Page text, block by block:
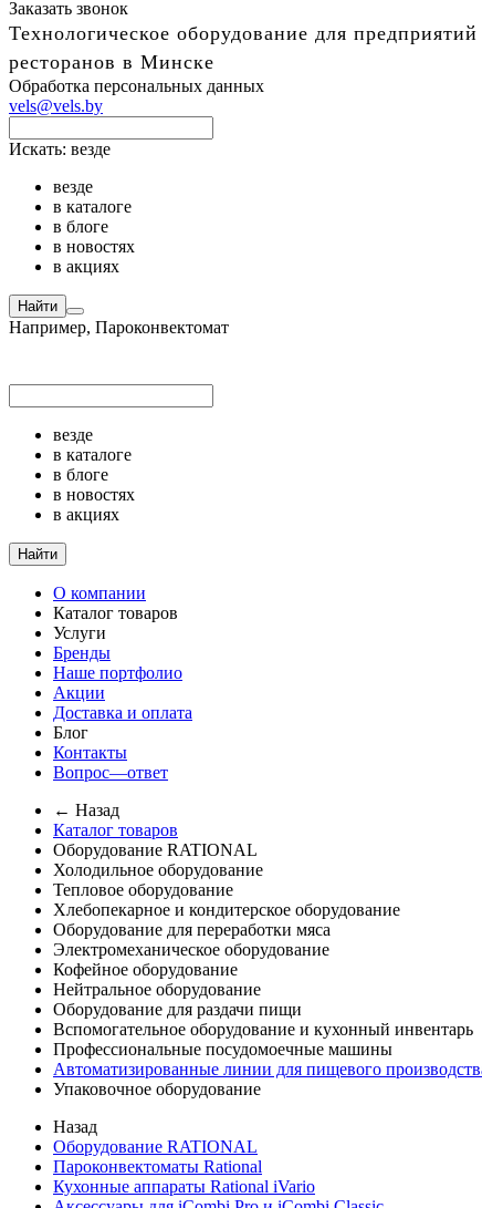
Заказать звонок
Технологическое оборудование для
ресторанов в Минске
Обработка персональных данных
vels@vels.by
Искать: везде
везде
в каталоге
в блоге
в новостях
в акциях
Найти
Например, Пароконвектомат
везде
в каталоге
в блоге
в новостях
в акциях
Найти
О компании
Каталог товаров
Услуги
Бренды
Наше портфолио
Акции
Доставка и оплата
Блог
Контакты
Вопрос—ответ
← Назад
Каталог товаров
Оборудование RATIONAL
Холодильное оборудование
Тепловое оборудование
Хлебопекарное и кондитерское оборудование
Оборудование для переработки мяса
Электромеханическое оборудование
Кофейное оборудование
Нейтральное оборудование
Оборудование для раздачи пищи
Вспомогательное оборудование и кухонный инвентарь
Профессиональные посудомоечные машины
Автоматизированные линии для пищевого
Упаковочное оборудование
Назад
Оборудование RATIONAL
Пароконвектоматы Rational
Кухонные аппараты Rational iVario